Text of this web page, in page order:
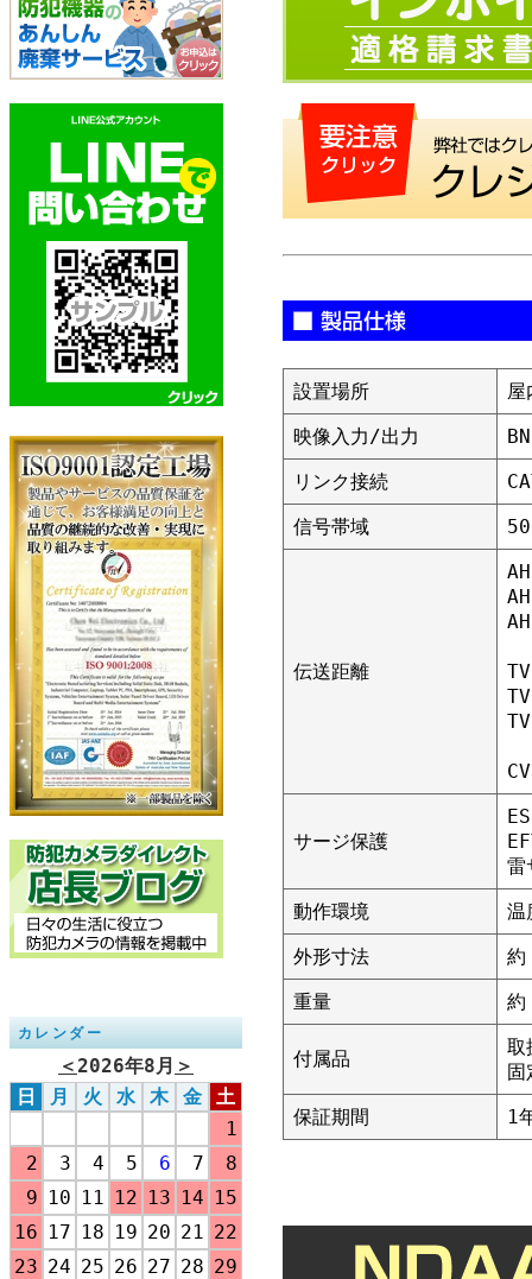
カレンダー
＜ 2026年8月 ＞
日
月 火 水 木 金
土
1
2
3 4 5 6 7
8
9 10 11 12 13 14 15
16 17 18 19 20 21 22
23 24 25 26 27 28 29
設置場所
屋
映像入力/出力
リンク接続
信号帯域
伝送距離
サージ保護
動作環境
外形寸法
約
重量
付属品
取
固
保証期間
1